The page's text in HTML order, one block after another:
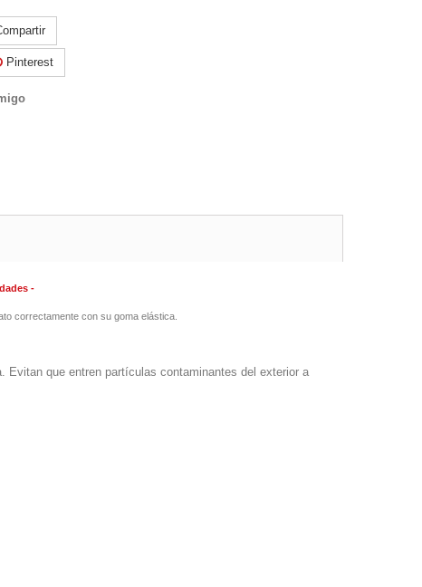
Pinterest
-
correctamente con su goma elástica.
Evitan que entren partículas contaminantes del exterior a